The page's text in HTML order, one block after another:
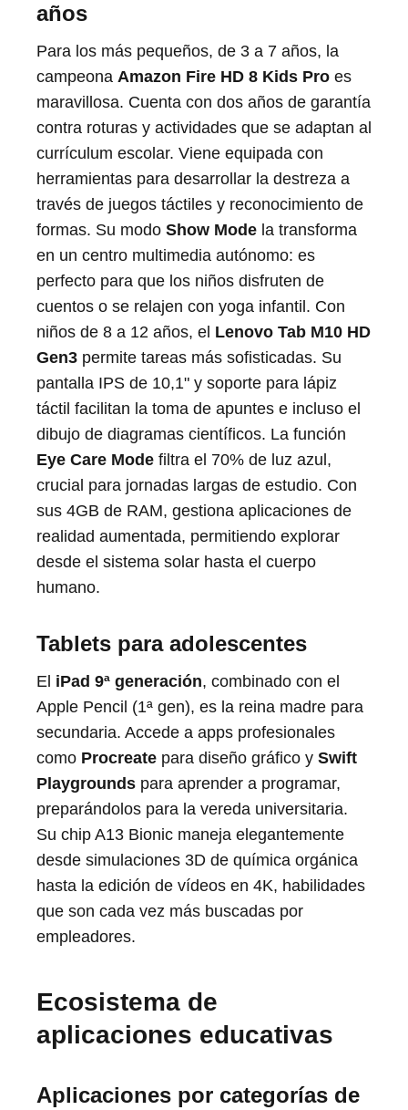
años
Para los más pequeños, de 3 a 7 años, la
campeona Amazon Fire HD 8 Kids Pro es
maravillosa. Cuenta con dos años de garantía
contra roturas y actividades que se adaptan al
currículum escolar. Viene equipada con
herramientas para desarrollar la destreza a
través de juegos táctiles y reconocimiento de
formas. Su modo Show Mode la transforma
en un centro multimedia autónomo: es
perfecto para que los niños disfruten de
cuentos o se relajen con yoga infantil. Con
niños de 8 a 12 años, el Lenovo Tab M10 HD
Gen3 permite tareas más sofisticadas. Su
pantalla IPS de 10,1" y soporte para lápiz
táctil facilitan la toma de apuntes e incluso el
dibujo de diagramas científicos. La función
Eye Care Mode filtra el 70% de luz azul,
crucial para jornadas largas de estudio. Con
sus 4GB de RAM, gestiona aplicaciones de
realidad aumentada, permitiendo explorar
desde el sistema solar hasta el cuerpo
humano.
Tablets para adolescentes
El iPad 9ª generación, combinado con el
Apple Pencil (1ª gen), es la reina madre para
secundaria. Accede a apps profesionales
como Procreate para diseño gráfico y Swift
Playgrounds para aprender a programar,
preparándolos para la vereda universitaria.
Su chip A13 Bionic maneja elegantemente
desde simulaciones 3D de química orgánica
hasta la edición de vídeos en 4K, habilidades
que son cada vez más buscadas por
empleadores.
Ecosistema de
aplicaciones educativas
Aplicaciones por categorías de